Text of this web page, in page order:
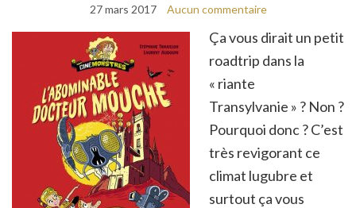
27 mars 2017 Aucun commentaire
Ça vous dirait un petit
roadtrip dans la
« riante
Transylvanie » ? Non ?
Pourquoi donc ? C’est
très revigorant ce
climat lugubre et
surtout ça vous